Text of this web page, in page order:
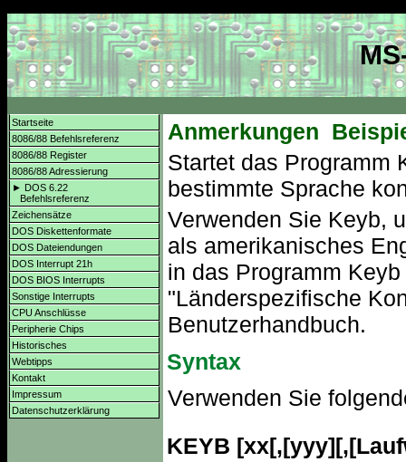
Startseite
8086/88 Befehlsreferenz
8086/88 Register
8086/88 Adressierung
► DOS 6.22
Befehlsreferenz
Zeichensätze
DOS Diskettenformate
DOS Dateiendungen
DOS Interrupt 21h
DOS BIOS Interrupts
Sonstige Interrupts
CPU Anschlüsse
Peripherie Chips
Historisches
Webtipps
Kontakt
Impressum
Datenschutzerklärung
Anmerkungen
Startet das Programm
bestimmte Sprache
Verwenden Sie Keyb,
als amerikanisches
in das Programm
"Länderspezifische
Benutzerhandbuch.
Syntax
Verwenden Sie
KEYB